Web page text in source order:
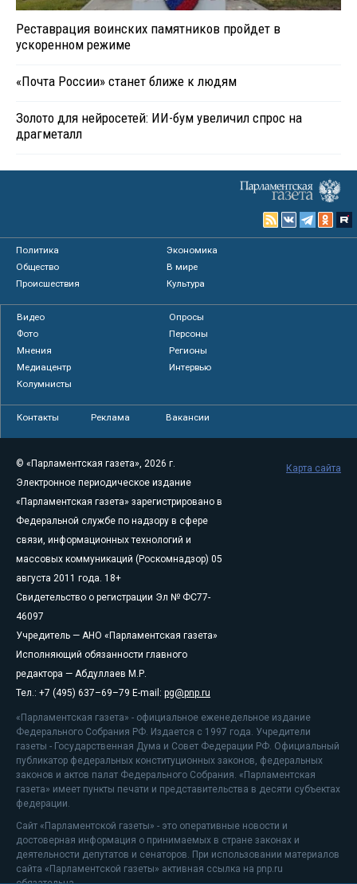
Реставрация воинских памятников пройдет в
ускоренном режиме
«Почта России» станет ближе к людям
Золото для нейросетей: ИИ-бум увеличил спрос на
драгметалл
Политика
Экономика
Общество
В мире
Происшествия
Культура
Видео
Опросы
Фото
Персоны
Мнения
Регионы
Медиацентр
Интервью
Колумнисты
Контакты Реклама Вакансии
© «Парламентская газета», 2026 г.
Электронное периодическое издание
«Парламентская газета» зарегистрировано в
Федеральной службе по надзору в сфере
связи, информационных технологий и
массовых коммуникаций (Роскомнадзор) 05
августа 2011 года. 18+
Свидетельство о регистрации Эл № ФС77-
46097
Учредитель — АНО «Парламентская газета»
Исполняющий обязанности главного
редактора — Абдуллаев М.Р.
Тел.: +7 (495) 637–69–79 E-mail: pg@pnp.ru
«Парламентская газета» - официальное еженедельное издание
Федерального Собрания РФ. Издается с 1997 года. Учредители
газеты - Государственная Дума и Совет Федерации РФ. Официальный
публикатор федеральных конституционных законов, федеральных
законов и актов палат Федерального Собрания. «Парламентская
газета» имеет пункты печати и представительства в десяти субъектах
федерации.
Сайт «Парламентской газеты» - это оперативные новости и
достоверная информация о принимаемых в стране законах и
деятельности депутатов и сенаторов. При использовании материалов
сайта «Парламентской газеты» активная ссылка на pnp.ru
Карта сайта